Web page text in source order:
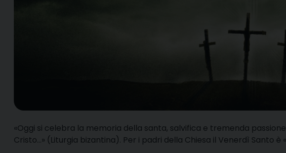
«Oggi si celebra la memoria della santa, salvifica e tremenda
Cristo…» (Liturgia bizantina). Per i padri della Chiesa il Venerdì Santo è